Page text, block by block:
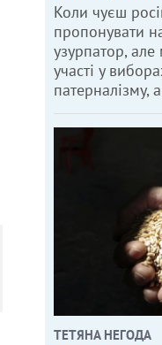
Коли чуєш
пропонувати
узурпатор,
участі у
патерналізму,
ТЕТЯНА НЕГОДА